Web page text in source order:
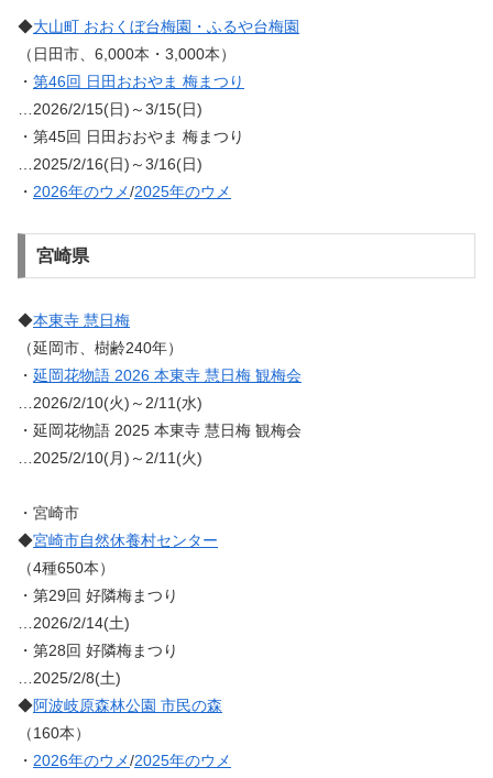
◆大山町 おおくぼ台梅園・ふるや台梅園
（日田市、6,000本・3,000本）
・ 第46回 日田おおやま 梅まつり
…2026/2/15(日)～3/15(日)
・第45回 日田おおやま 梅まつり
…2025/2/16(日)～3/16(日)
・ 2026年のウメ/2025年のウメ
宮崎県
◆本東寺 慧日梅
（延岡市、樹齢240年）
・ 延岡花物語 2026 本東寺 慧日梅 観梅会
…2026/2/10(火)～2/11(水)
・延岡花物語 2025 本東寺 慧日梅 観梅会
…2025/2/10(月)～2/11(火)
・宮崎市
◆宮崎市自然休養村センター
（4種650本）
・第29回 好隣梅まつり
…2026/2/14(土)
・第28回 好隣梅まつり
…2025/2/8(土)
◆阿波岐原森林公園 市民の森
（160本）
・ 2026年のウメ/2025年のウメ